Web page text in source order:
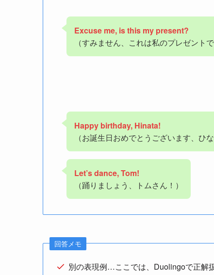
Excuse me, is this my present?
（すみません、これは私のプレゼントで
Happy birthday, Hinata!
（お誕生日おめでとうございます、ひな
Let’s dance, Tom!
（踊りましょう、トムさん！）
回答メモ
別の表現例…ここでは、Duolingoで正解